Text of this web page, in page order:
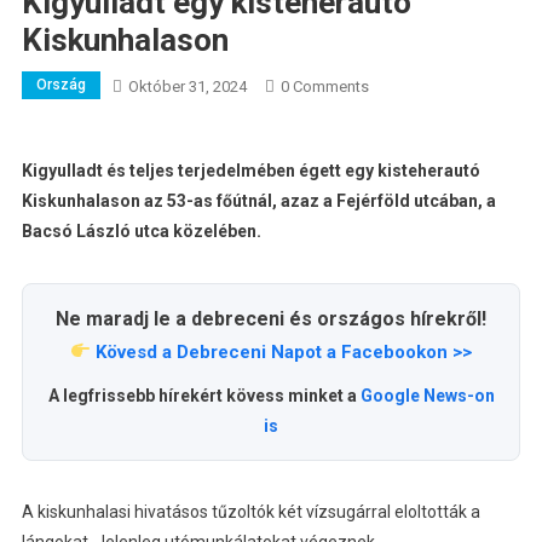
Kiskunhalason
Ország Október 31, 2024 0 Comments
Kigyulladt és teljes terjedelmében égett egy kisteherautó
Kiskunhalason az 53-as főútnál, azaz a Fejérföld utcában, a
Bacsó László utca közelében.
Ne maradj le a debreceni és országos hírekről!
Kövesd a Debreceni Napot a Facebookon >>
A legfrissebb hírekért kövess minket a Google News-on
is
A kiskunhalasi hivatásos tűzoltók két vízsugárral eloltották a